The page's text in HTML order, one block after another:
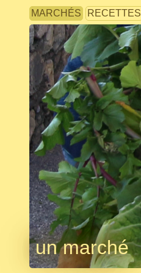
MARCHÉS RECETTES
un marché